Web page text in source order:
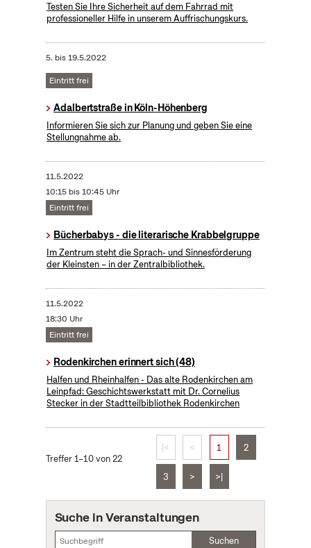
Testen Sie Ihre Sicherheit auf dem Fahrrad mit
professioneller Hilfe in unserem Auffrischungskurs.
5. bis19.5.2022
Eintritt frei
Adalbertstraße in Köln-Höhenberg
Informieren Sie sich zur Planung und geben Sie eine
Stellungnahme ab.
11.5.2022
10:15 bis 10:45 Uhr
Eintritt frei
Bücherbabys - die literarische Krabbelgruppe
Im Zentrum steht die Sprach- und Sinnesförderung
der Kleinsten – in der Zentralbibliothek.
11.5.2022
18:30 Uhr
Eintritt frei
Rodenkirchen erinnert sich (48)
Halfen und Rheinhalfen - Das alte Rodenkirchen am
Leinpfad: Geschichtswerkstatt mit Dr. Cornelius
Stecker in der Stadtteilbibliothek Rodenkirchen
Treffer 1–10 von 22
|< < 1 2
3 > >|
Suche in Veranstaltungen
Suchen